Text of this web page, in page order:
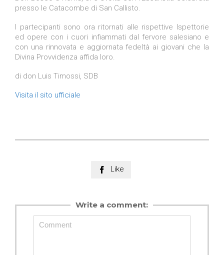
presso le Catacombe di San Callisto.
I partecipanti sono ora ritornati alle rispettive Ispettorie
ed opere con i cuori infiammati dal fervore salesiano e
con una rinnovata e aggiornata fedeltà ai giovani che la
Divina Provvidenza affida loro.
di don Luis Timossi, SDB
Visita il sito ufficiale
 Like
Write a comment: